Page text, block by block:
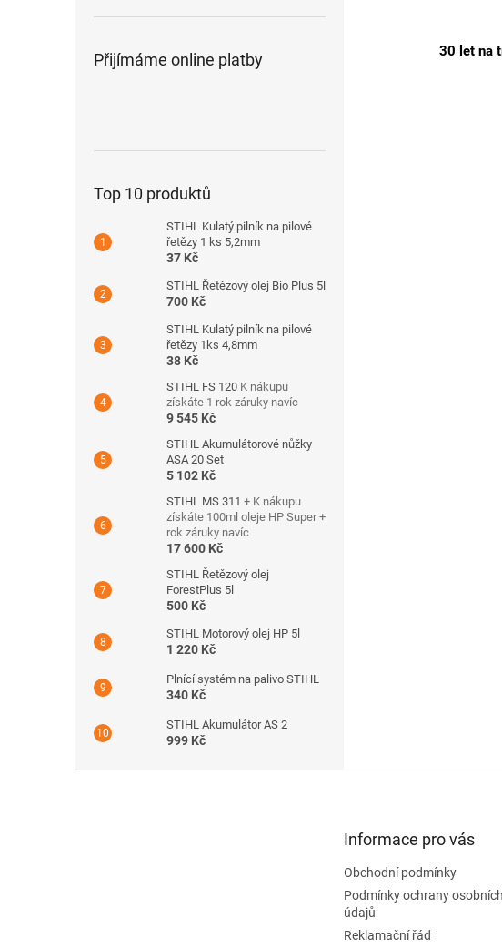
Přijímáme online platby
Top 10 produktů
STIHL Kulatý pilník na pilové
řetězy 1 ks 5,2mm
37 Kč
STIHL Řetězový olej Bio Plus 5l
700 Kč
STIHL Kulatý pilník na pilové
řetězy 1ks 4,8mm
38 Kč
STIHL FS 120 K nákupu
získáte 1 rok záruky navíc
9 545 Kč
STIHL Akumulátorové nůžky
ASA 20 Set
5 102 Kč
STIHL MS 311 + K nákupu
získáte 100ml oleje HP Super +
rok záruky navíc
17 600 Kč
STIHL Řetězový olej
ForestPlus 5l
500 Kč
STIHL Motorový olej HP 5l
1 220 Kč
Plnící systém na palivo STIHL
340 Kč
STIHL Akumulátor AS 2
999 Kč
30 let na
Informace pro vás
Obchodní podmínky
Podmínky ochrany osobních
údajů
Reklamační řád